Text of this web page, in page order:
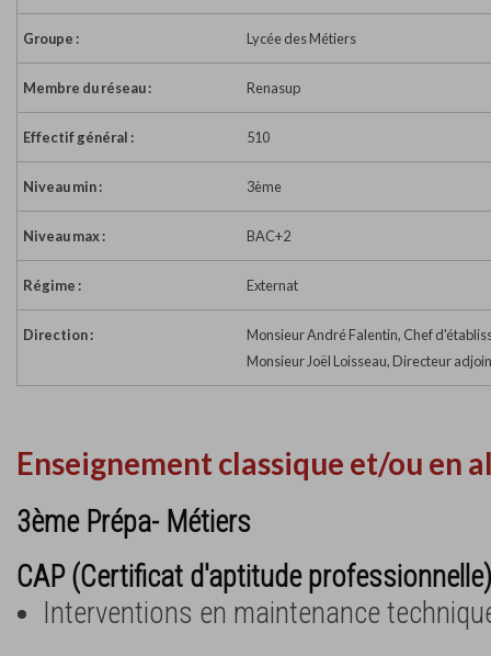
Groupe : Lycée des Métiers
Membre du réseau : Renasup
Effectif général : 510
Niveau min : 3ème
Niveau max : BAC+2
Régime : Externat
Direction :
Monsieur André Falentin, Chef
Monsieur Joël Loisseau, Directeur
Enseignement classique et/ou en
3ème Prépa- Métiers
CAP (Certificat d'aptitude professionnelle)
Interventions en maintenance